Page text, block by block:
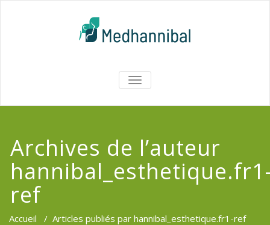
AFFICHER/MASQUER
LA
Archives de l’auteur
ref
Accueil / Articles publiés par hannibal_esthetique.fr1-ref